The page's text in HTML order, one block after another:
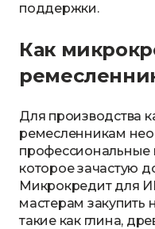
поддержки.
Как
Для производства
ремесленникам
профессиональные
которое зачастую
Микрокредит для
мастерам
такие как глина,